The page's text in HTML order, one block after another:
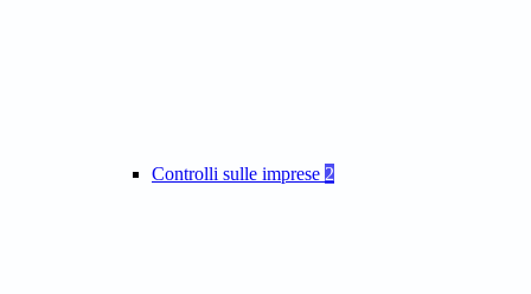
Controlli sulle imprese 2